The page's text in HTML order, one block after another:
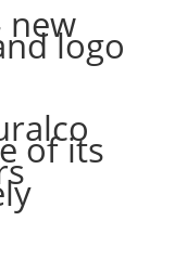
newlogo
of its